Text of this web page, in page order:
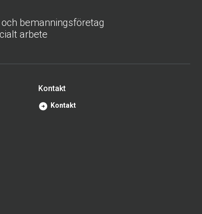
bemanningsföretag
arbete
Kontakt
Kontakt